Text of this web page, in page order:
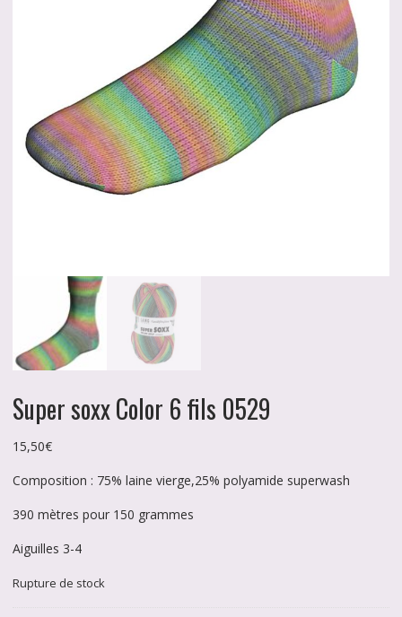
Super soxx Color 6 fils 0529
15,50€
Composition : 75% laine vierge,25% polyamide superwash
390 mètres pour 150 grammes
Aiguilles 3-4
Rupture de stock